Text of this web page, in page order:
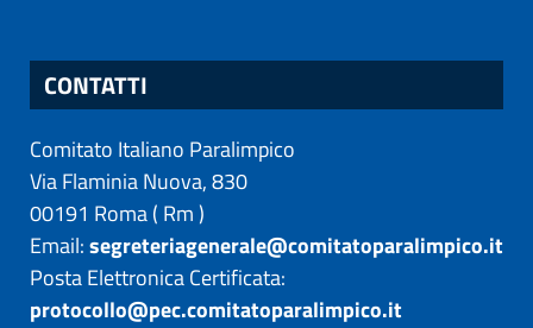
CONTATTI
Comitato Italiano Paralimpico
Via Flaminia Nuova, 830
00191 Roma( Rm)
Email:segreteriagenerale@comitatoparalimpico.it
Posta Elettronica Certificata:
protocollo@pec.comitatoparalimpico.it